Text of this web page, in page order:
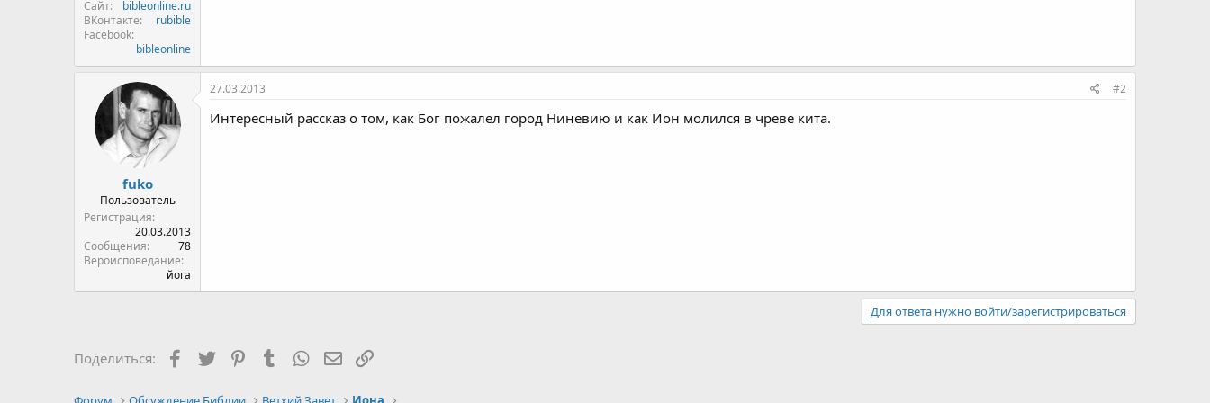
Сайт
bibleonline.ru
ВКонтакте
rubible
Facebook
bibleonline
fuko
Пользователь
Регистрация
20.03.2013
Сообщения
78
Вероисповедание
йога
27.03.2013 #2
Интересный рассказ о том, как Бог пожалел город Ниневию и как Ион молился в чреве кита.
Для ответа нужно войти/зарегистрироваться
Поделиться: Facebook
Twitter PinterestTumblrWhatsAppЭлектронная почта